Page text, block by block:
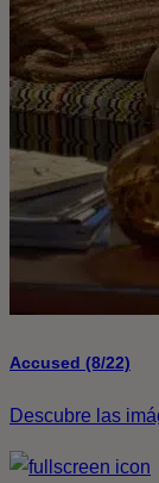
Accused (8/22)
Descubre las